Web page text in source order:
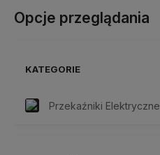
Opcje przeglądania
KATEGORIE
Przekaźniki Elektryczne